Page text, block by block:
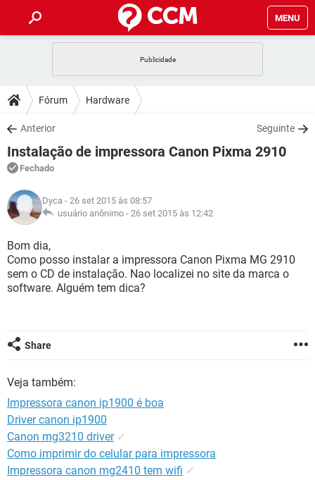
MENU
CELULAR
OUTLOOK
INSTAGRAM GMAIL
GUIA DE COMPRAS
DICAS
JOGOS
OUTLOOK
INSTAGRAM
GUIA DE COMPRAS
DOWNLOADS
JOGOS WHATSAPP
CELULAR
OUTLOOK
INSTAGRAM
GUIA DE COMPRAS
FÓRUM
JOGOS
CELULAR FACEBOOK
INSTAGRAM GMAIL
GUIA DE COMPRAS
GLOSSÁRIO
JOGOS
CELULAR
OUTLOOK EXCEL
Fórum Hardware
Anterior Seguinte
Instalação de impressora Canon Pixma 2910
Fechado
Dyca - 26 set 2015 às 08:57
usuário anônimo - 26 set 2015 às 12:42
Bom dia,
Como posso instalar a impressora Canon Pixma MG 2910
sem o CD de instalação. Nao localizei no site da marca o
software. Alguém tem dica?
Share
Veja também:
Impressora canon ip1900 é boa
Driver canon ip1900
Canon mg3210 driver ✓
Como imprimir do celular para impressora
Impressora canon mg2410 tem wifi ✓